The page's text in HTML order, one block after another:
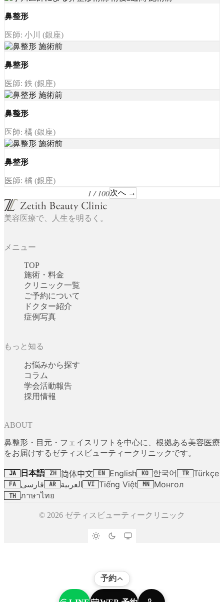
鼻整形
医師: 小川 (銀座)
鼻整形
医師: 鉄 (銀座)
鼻整形
医師: 橘 (銀座)
鼻整形
医師: 橘 (銀座)
1 / 100次へ →
美容医療で、人生を明るく。
メニュー
TOP
施術・料金
クリニック一覧
ご予約について
ドクター紹介
症例写真
もっと知る
お悩みから探す
コラム
学会活動報告
採用情報
ABOUT
鼻整形・目元・フェイスリフトを中心に、根拠ある美容医療
をお届けするゼティスビューティークリニックです。
JA 日本語 ZH 简体中文 EN English KO 한국어 TR Türkçe
FA فارسی AR العربية VI Tiếng Việt MN Монгол
TH ภาษาไทย
© 2026 ゼティスビューティークリニック
予約